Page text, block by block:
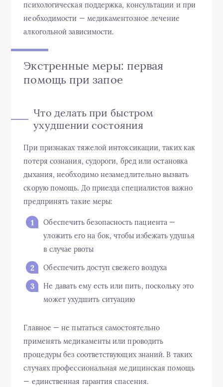
психологическая поддержка, консультации и при
необходимости — медикаментозное лечение
алкогольной зависимости.
Экстренные меры: первая
помощь при запое
Что делать при быстром
ухудшении состояния
При признаках тяжелой интоксикации, таких как
потеря сознания, судороги, бред или остановка
дыхания, необходимо незамедлительно вызвать
скорую помощь. До приезда специалистов важно
предпринять такие меры:
Обеспечить безопасность пациента —
уложить его на бок, чтобы избежать удушья
в случае рвоты
Обеспечить доступ свежего воздуха
Не давать ему есть или пить, поскольку это
может ухудшить ситуацию
Главное — не пытаться самостоятельно
применять медикаменты или проводить
процедуры без соответствующих знаний. В таких
случаях профессиональная медицинская помощь
— единственная гарантия спасения.